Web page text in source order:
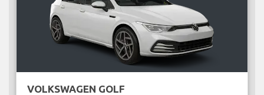
VOLKSWAGEN GOLF